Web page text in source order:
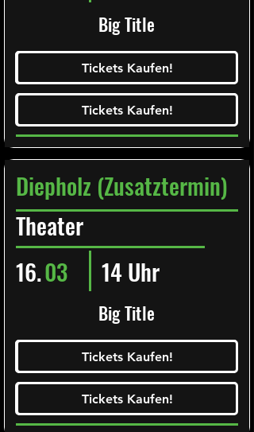
Big Title
Tickets Kaufen!
Ticketalarm abonieren!
Tickets Kaufen!
Tickets Kaufen!
Tickets Kaufen!
Diepholz (Zusatztermin)
Theater
Big Title
16.03 14 Uhr
Tickets Kaufen!
Ticketalarm abonieren!
Tickets Kaufen!
Tickets Kaufen!
Tickets Kaufen!